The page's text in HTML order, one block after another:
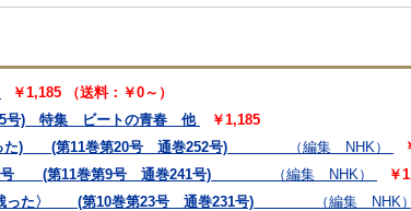
￥1,185 （送料：￥0～）
号) 特集 ビートの青春 他
￥1,185
残った) (第11巻第20号 通巻252号)
（編集 NHK）
増大号 (第11巻第9号 通巻241号)
（編集 NHK）
￥
残った〉 (第10巻第23号 通巻231号)
（編集 NHK）